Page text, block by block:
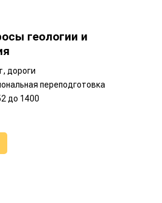
геологии и
дороги
переподготовка
до 1400